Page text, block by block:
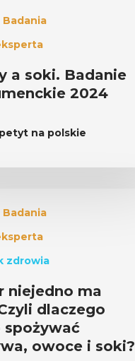
Badania
a soki. Badanie
2024
na polskie
Badania
zdrowia
niejedno ma
dlaczego
owoce i soki?